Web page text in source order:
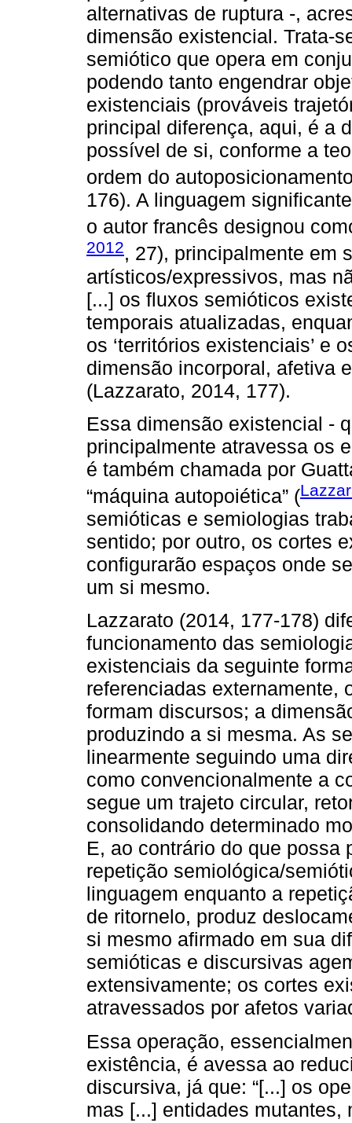
alternativas de ruptura -,
dimensão existencial. Trata-
semiótico que opera em
podendo tanto engendrar
existenciais (prováveis
principal diferença, aqui, é a
possível de si, conforme a
ordem do
176). A linguagem
o autor francês designou
2012, 27), principalmente em
artísticos/expressivos, mas
[...] os fluxos semióticos
temporais atualizadas,
os ‘territórios existenciais’ e
dimensão incorporal, afetiva
(Lazzarato, 2014, 177).
Essa dimensão existencial -
principalmente atravessa os
é também chamada por
“máquina autopoiética” (
semióticas e semiologias
sentido; por outro, os cortes
configurarão espaços onde
um si mesmo.
Lazzarato (2014, 177-178)
funcionamento das
existenciais da seguinte
referenciadas externamente,
formam discursos; a
produzindo a si mesma. As
linearmente seguindo uma
como convencionalmente a
segue um trajeto circular,
consolidando determinado
E, ao contrário do que possa
repetição semiológica/
linguagem enquanto a
de ritornelo, produz
si mesmo afirmado em sua
semióticas e discursivas
extensivamente; os cortes
atravessados por afetos
Essa operação,
existência, é avessa ao
discursiva, já que: “[...] os
mas [...] entidades